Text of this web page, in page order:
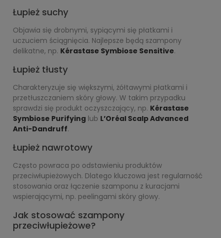
Łupież suchy
Objawia się drobnymi, sypiącymi się płatkami i
uczuciem ściągnięcia. Najlepsze będą szampony
delikatne, np. Kérastase Symbiose Sensitive.
Łupież tłusty
Charakteryzuje się większymi, żółtawymi płatkami i
przetłuszczaniem skóry głowy. W takim przypadku
sprawdzi się produkt oczyszczający, np. Kérastase
Symbiose Purifying lub L’Oréal Scalp Advanced
Anti-Dandruff.
Łupież nawrotowy
Często powraca po odstawieniu produktów
przeciwłupieżowych. Dlatego kluczowa jest regularność
stosowania oraz łączenie szamponu z kuracjami
wspierającymi, np. peelingami skóry głowy.
Jak stosować szampony
przeciwłupieżowe?